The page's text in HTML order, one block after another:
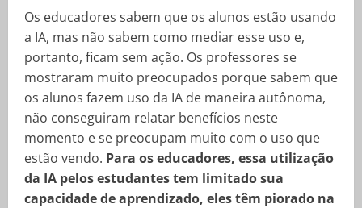
Os educadores sabem que os alunos estão usando
a IA, mas não sabem como mediar esse uso e,
portanto, ficam sem ação. Os professores se
mostraram muito preocupados porque sabem que
os alunos fazem uso da IA de maneira autônoma,
não conseguiram relatar benefícios neste
momento e se preocupam muito com o uso que
estão vendo. Para os educadores, essa utilização
da IA pelos estudantes tem limitado sua
capacidade de aprendizado, eles têm piorado na